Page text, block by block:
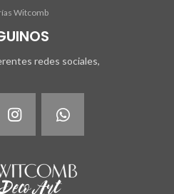
Witcomb
redes sociales,